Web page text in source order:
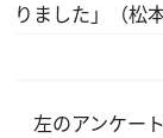
りました」（松
左のアンケー